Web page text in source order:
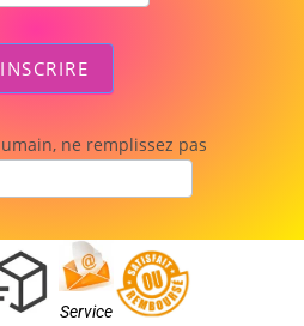
ne remplissez pas
Service